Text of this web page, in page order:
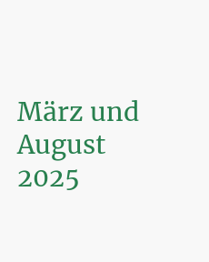
März und
August
2025